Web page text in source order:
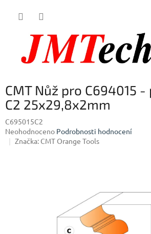
CMT Nůž pro C694015
C2 25x29,8x2mm
C695015C2
Průměrné
hodnocení
Neohodnoceno Podrobnosti hodnocení
Značka: CMT Orange Tools